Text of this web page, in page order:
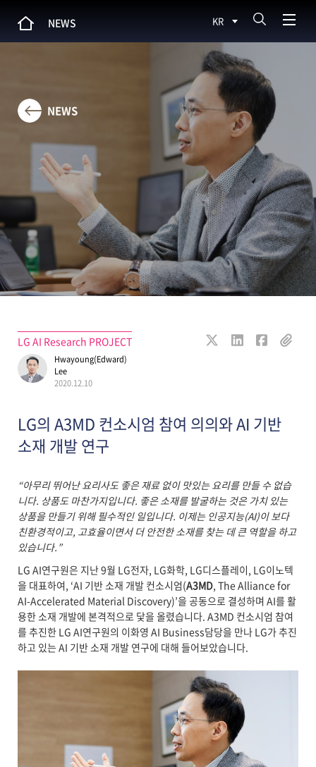
NEWS KR
NEWS
LG AI Research PROJECT
Hwayoung(Edward)
Lee
2020.12.10
LG의 A3MD 컨소시엄 참여 의의와 AI 기반
소재 개발 연구
“아무리 뛰어난 요리사도 좋은 재료 없이 맛있는 요리를 만들 수 없습
니다. 상품도 마찬가지입니다. 좋은 소재를 발굴하는 것은 가치 있는
상품을 만들기 위해 필수적인 일입니다. 이제는 인공지능(AI)이 보다
친환경적이고, 고효율이면서 더 안전한 소재를 찾는 데 큰 역할을 하고
있습니다.”
LG AI연구원은 지난 9월 LG전자, LG화학, LG디스플레이, LG이노텍
을 대표하여, ‘AI 기반 소재 개발 컨소시엄(A3MD, The Alliance for
AI-Accelerated Material Discovery)’을 공동으로 결성하며 AI를 활
용한 소재 개발에 본격적으로 닻을 올렸습니다. A3MD 컨소시엄 참여
를 추진한 LG AI연구원의 이화영 AI Business담당을 만나 LG가 추진
하고 있는 AI 기반 소재 개발 연구에 대해 들어보았습니다.